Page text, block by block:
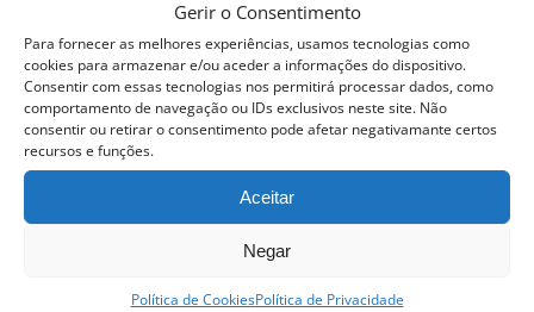
Gerir o Consentimento
Para fornecer as melhores experiências, usamos tecnologias como
cookies para armazenar e/ou aceder a informações do dispositivo.
Consentir com essas tecnologias nos permitirá processar dados, como
comportamento de navegação ou IDs exclusivos neste site. Não
consentir ou retirar o consentimento pode afetar negativamante certos
recursos e funções.
Aceitar
Negar
Política de CookiesPolítica de Privacidade